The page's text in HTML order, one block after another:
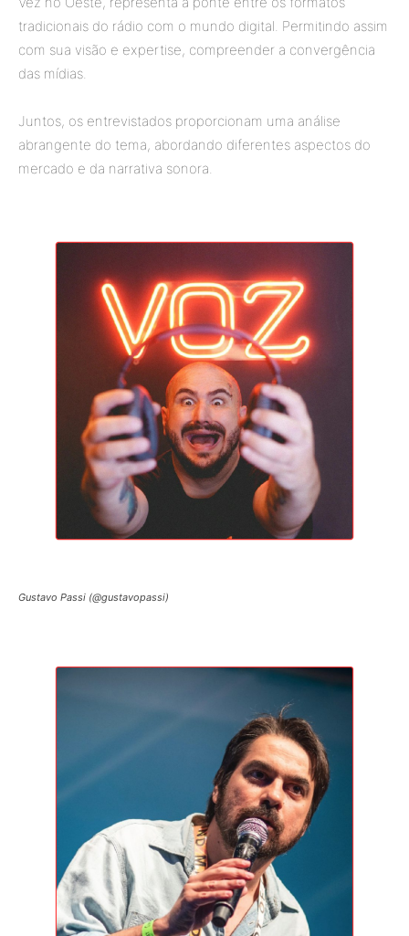
tradicionais do rádio com o mundo digital. Permitindo assim
com sua visão e expertise, compreender a convergência
das mídias.
Juntos, os entrevistados proporcionam uma análise
abrangente do tema, abordando diferentes aspectos do
mercado e da narrativa sonora.
Gustavo Passi (@gustavopassi)